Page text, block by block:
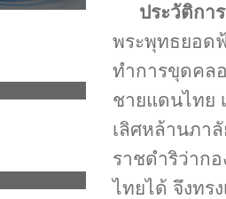
ประวัติกา
พระพุทธยอด
ทำการขุดคล
ชายแดนไทย
เลิศหล้านภา
ราชดำริว่าก
ไทยได้ จึงทร